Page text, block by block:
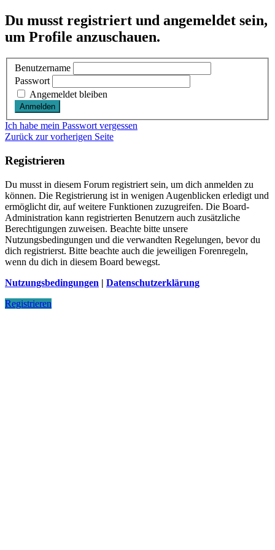
Du musst registriert und angemeldet sein,
um Profile anzuschauen.
Benutzername
Passwort
Angemeldet bleiben
Ich habe mein Passwort vergessen
Zurück zur vorherigen Seite
Registrieren
Du musst in diesem Forum registriert sein, um dich anmelden zu
können. Die Registrierung ist in wenigen Augenblicken erledigt und
ermöglicht dir, auf weitere Funktionen zuzugreifen. Die Board-
Administration kann registrierten Benutzern auch zusätzliche
Berechtigungen zuweisen. Beachte bitte unsere
Nutzungsbedingungen und die verwandten Regelungen, bevor du
dich registrierst. Bitte beachte auch die jeweiligen Forenregeln,
wenn du dich in diesem Board bewegst.
Nutzungsbedingungen | Datenschutzerklärung
Registrieren